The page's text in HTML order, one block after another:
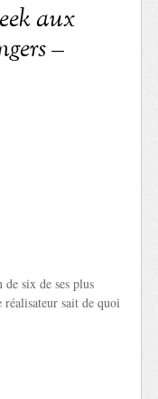
aux
–
six de ses plus
réalisateur sait de quoi